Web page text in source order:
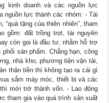
kinh doanh và các nguồn lực
nguồn lực thành các nhóm: - Tài
“quà tặng của thiên nhiên”, tham
gồm: đất trồng trọt, tài nguyên
còn gọi là đầu tư, nhằm hỗ trợ
sản phẩm. Chẳng hạn, công
nhà kho, phương tiện vận tải,
thân tiền thì không tạo ra cái gì
sắm máy móc, thiết bị và các
mới trở thành vốn. - Lao động
tham gia vào quá trình sản xuất